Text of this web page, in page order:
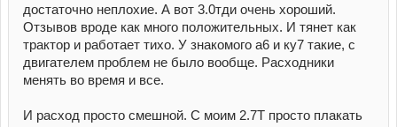
достаточно неплохие. А вот 3.0тди очень хороший.
Отзывов вроде как много положительных. И тянет как
трактор и работает тихо. У знакомого а6 и ку7 такие, с
двигателем проблем не было вообще. Расходники
менять во время и все.
И расход просто смешной. С моим 2.7Т просто плакать